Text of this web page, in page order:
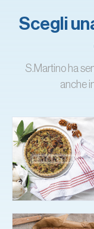
Scegli
S.Martino ha
anche